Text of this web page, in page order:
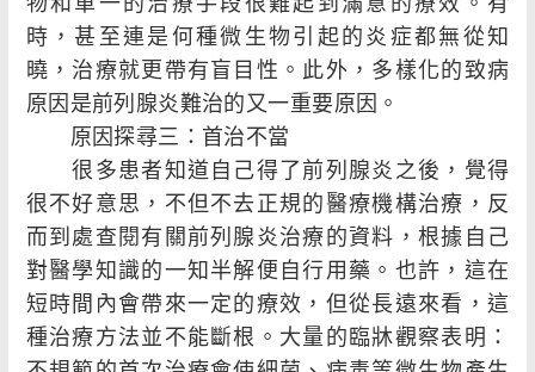
時，甚至連是何種微生物引起的炎症都無從知
曉，治療就更帶有盲目性。此外，多樣化的致病
原因是前列腺炎難治的又一重要原因。
原因探尋三：首治不當
很多患者知道自己得了前列腺炎之後，覺得
很不好意思，不但不去正規的醫療機構治療，反
而到處查閱有關前列腺炎治療的資料，根據自己
對醫學知識的一知半解便自行用藥。也許，這在
短時間內會帶來一定的療效，但從長遠來看，這
種治療方法並不能斷根。大量的臨牀觀察表明：